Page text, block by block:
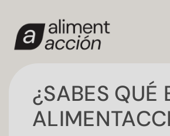
Formaciones
¿SABES QUÉ